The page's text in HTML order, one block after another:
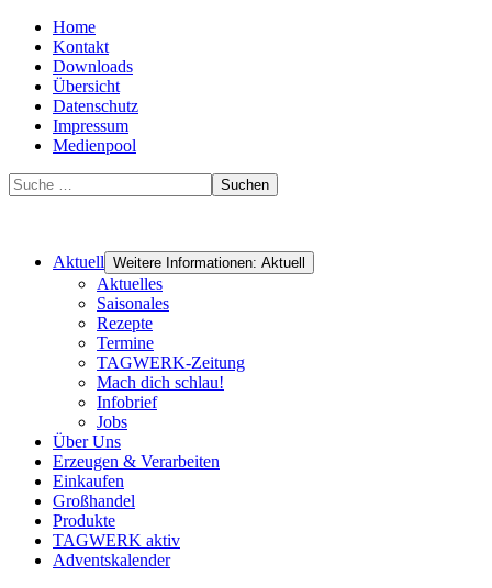
Home
Kontakt
Downloads
Übersicht
Datenschutz
Impressum
Medienpool
Suchen
Aktuell Weitere Informationen: Aktuell
Aktuelles
Saisonales
Rezepte
Termine
TAGWERK-Zeitung
Mach dich schlau!
Infobrief
Jobs
Über Uns
Erzeugen & Verarbeiten
Einkaufen
Großhandel
Produkte
TAGWERK aktiv
Adventskalender